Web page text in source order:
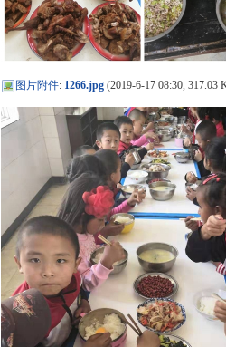
图片附件: 1266.jpg (2019-6-17 08:30, 317.03